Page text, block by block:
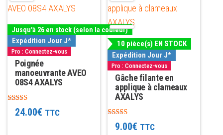
Jusqu'à 26 en stock (selon la couleur)
Expédition Jour J*
Pro : Connectez-vous
Poignée
manoeuvrante AVEO
08S4 AXALYS
Note
4.90
24.00€ TTC
produit
plusieurs
variations.
Les
options
choisies
10 pièce(s) EN STOCK
Expédition Jour J*
Pro : Connectez-vous
Gâche filante en
applique à clameaux
AXALYS
Note
4.33
9.00€ TTC